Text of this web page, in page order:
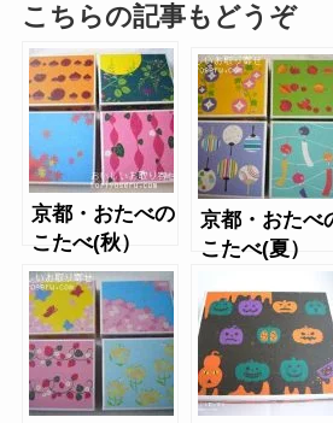
こちらの記事もどうぞ
京都・おたべの
こたべ(秋）
京都・おたべ
こたべ(夏）